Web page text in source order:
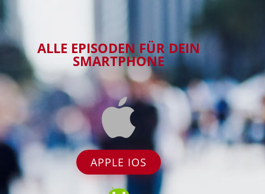
ALLE EPISODEN FÜR DEIN
SMARTPHONE
APPLE IOS